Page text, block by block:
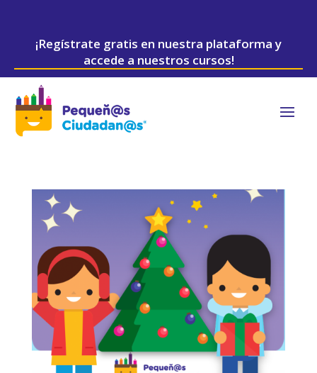
¡Regístrate gratis en nuestra plataforma y
accede a nuestros cursos!